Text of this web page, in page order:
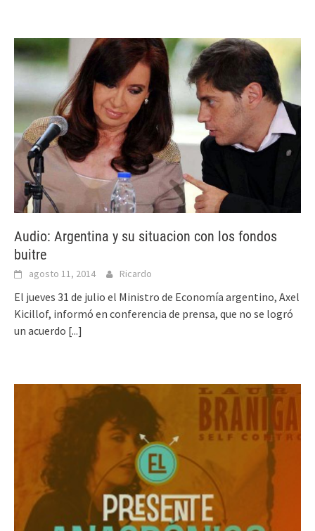
Audio: Argentina y su situacion con los fondos
buitre
agosto 11, 2014 Ricardo
El jueves 31 de julio el Ministro de Economía argentino, Axel
Kicillof, informó en conferencia de prensa, que no se logró
un acuerdo [...]